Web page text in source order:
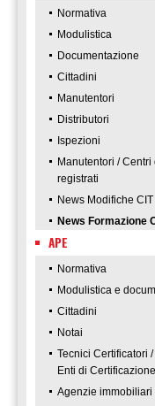
Normativa
Modulistica
Documentazione
Cittadini
Manutentori
Distributori
Ispezioni
Manutentori / Centri
registrati
News Modifiche CIT
News Formazione
APE
Normativa
Modulistica e
Cittadini
Notai
Tecnici Certificatori
Enti di Certificazione
Agenzie immobiliari